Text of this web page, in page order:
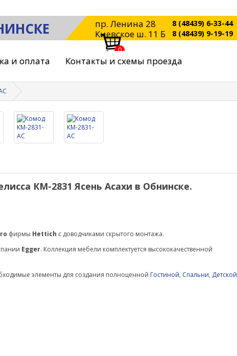
пр. Ленина 28
Киевское ш. 11 Б
8 (48439) 6-33-44
8 (48439) 9-19-19
0
и оплата Контакты и схемы проезда
КМ-2831 Ясень Асахи в Обнинске.
фирмы Hettich с доводчиками скрытого монтажа.
Egger. Коллекция мебели комплектуется высококачественной
элементы для создания полноценной Гостиной, Спальни, Детской